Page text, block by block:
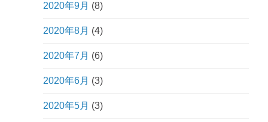
2020年9月 (8)
2020年8月 (4)
2020年7月 (6)
2020年6月 (3)
2020年5月 (3)